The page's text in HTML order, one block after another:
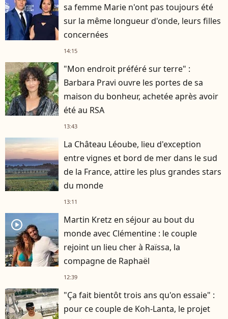
sa femme Marie n'ont pas toujours été
sur la même longueur d'onde, leurs filles
concernées
14:15
"Mon endroit préféré sur terre" :
Barbara Pravi ouvre les portes de sa
maison du bonheur, achetée après avoir
été au RSA
13:43
La Château Léoube, lieu d'exception
entre vignes et bord de mer dans le sud
de la France, attire les plus grandes stars
du monde
13:11
player2
Martin Kretz en séjour au bout du
monde avec Clémentine : le couple
rejoint un lieu cher à Raïssa, la
compagne de Raphaël
12:39
"Ça fait bientôt trois ans qu'on essaie" :
pour ce couple de Koh-Lanta, le projet